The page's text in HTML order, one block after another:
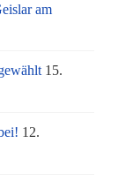
am
15.
12.